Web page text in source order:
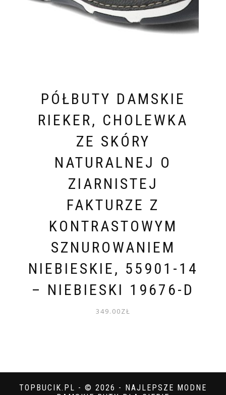
PÓŁBUTY DAMSKIE
RIEKER, CHOLEWKA
ZE SKÓRY
NATURALNEJ O
ZIARNISTEJ
FAKTURZE Z
KONTRASTOWYM
SZNUROWANIEM
NIEBIESKIE, 55901-14
– NIEBIESKI 19676-D
349.00ZŁ
TOPBUCIK.PL - © 2026 - NAJLEPSZE MODNE